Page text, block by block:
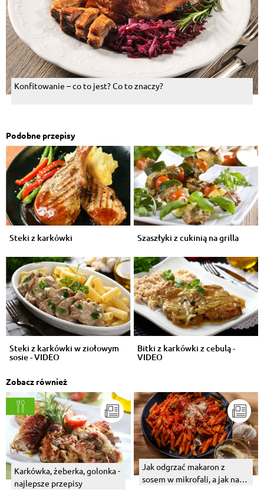
Konfitowanie – co to jest? Co to znaczy?
Podobne przepisy
Steki z karkówki Szaszłyki z cukinią na grilla
Steki z karkówki w ziołowym
sosie - VIDEO
Bitki z karkówki z cebulą -
VIDEO
Zobacz również
Karkówka, żeberka, golonka -
najlepsze przepisy
Jak odgrzać makaron z
sosem w mikrofali, a jak na